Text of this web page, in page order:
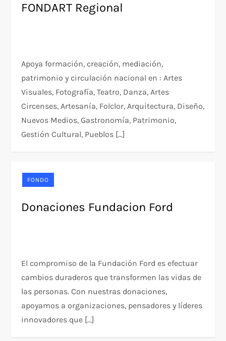
FONDART Regional
Apoya formación, creación, mediación,
patrimonio y circulación nacional en : Artes
Visuales, Fotografía, Teatro, Danza, Artes
Circenses, Artesanía, Folclor, Arquitectura, Diseño,
Nuevos Medios, Gastronomía, Patrimonio,
Gestión Cultural, Pueblos […]
FONDO
Donaciones Fundacion Ford
El compromiso de la Fundación Ford es efectuar
cambios duraderos que transformen las vidas de
las personas. Con nuestras donaciones,
apoyamos a organizaciones, pensadores y líderes
innovadores que […]